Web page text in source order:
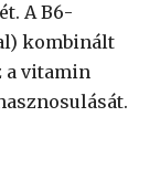
A B6-
kombinált
a vitamin